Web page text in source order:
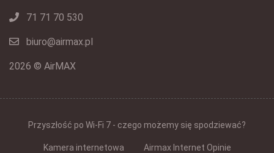
71 71 70 530
biuro@airmax.pl
2026 © AirMAX
Przyszłość po Wi-Fi 7 - czego możemy się spodziewać?
Kamera internetowa Airmax Internet Opinie